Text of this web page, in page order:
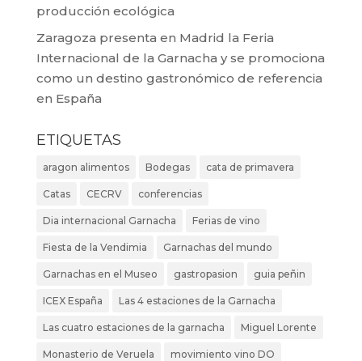
producción ecológica
Zaragoza presenta en Madrid la Feria
Internacional de la Garnacha y se promociona
como un destino gastronómico de referencia
en España
ETIQUETAS
aragon alimentos Bodegas cata de primavera
Catas CECRV conferencias
Dia internacional Garnacha Ferias de vino
Fiesta de la Vendimia Garnachas del mundo
Garnachas en el Museo gastropasion guia peñin
ICEX España Las 4 estaciones de la Garnacha
Las cuatro estaciones de la garnacha Miguel Lorente
Monasterio de Veruela movimiento vino DO